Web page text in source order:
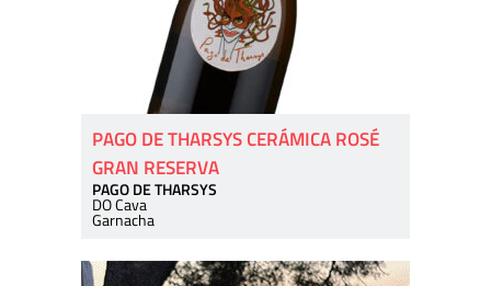
PAGO DE THARSYS CERÁMICA ROSÉ
GRAN RESERVA
PAGO DE THARSYS
DO Cava
Garnacha